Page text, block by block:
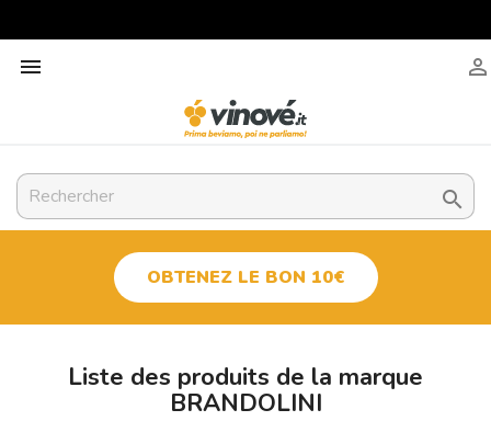
 

OBTENEZ LE BON 10€
Liste des produits de la marque
BRANDOLINI